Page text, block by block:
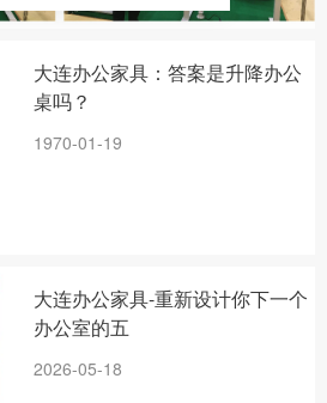
大连办公家具：答案是升降办公
桌吗？
1970-01-19
大连办公家具-重新设计你下一个
办公室的五
2026-05-18